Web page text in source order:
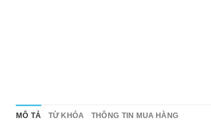
MÔ TẢ TỪ KHÓA THÔNG TIN MUA HÀNG